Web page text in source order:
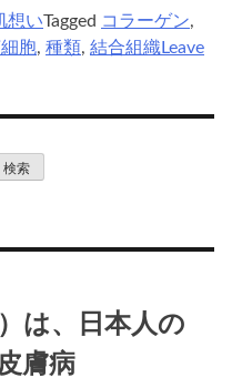
想いTagged コラーゲン,
胞, 種類, 結合組織Leave
は、日本人の
膚病